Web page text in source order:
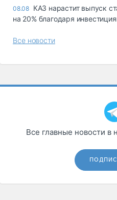
08.08 КАЗ нарастит выпуск
на 20% благодаря
Все новости
Все главные новости в